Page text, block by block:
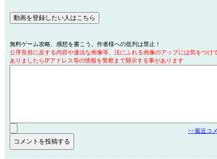
無料ゲーム攻略、感想を書こう。作者様への批判は禁止！
公序良俗に反する内容や違法な画像等、法にふれる画像のアップには気をつけ
ありましたらIPアドレス等の情報を警察まで開示する事があります
>>最近コ